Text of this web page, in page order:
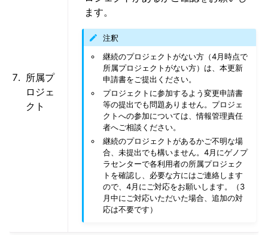
所属プ
ロジェ
クト
ます。
注釈
継続のプロジェクトがない方（4月時点で
所属プロジェクトがない方）は、本更新
申請書をご提出ください。
プロジェクトに参加するよう変更申請書
等の提出でも問題ありません。プロジェ
クトへの参加については、情報管理責任
者へご相談ください。
継続のプロジェクトがあるかご不明な場
合、未提出でも構いません。4月にゲノプ
ラセンターで各利用者の所属プロジェク
トを確認し、必要な方にはご連絡します
ので、4月にご対応をお願いします。（3
月中にご対応いただいた場合、追加の対
応は不要です）